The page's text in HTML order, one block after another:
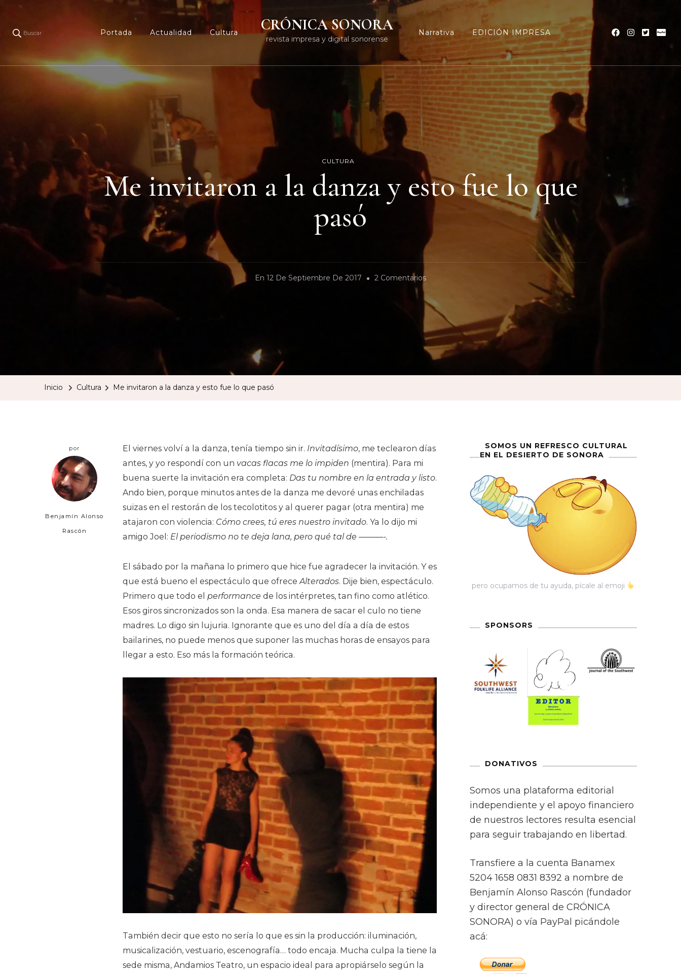
Buscar Portada Actualidad Cultura CRÓNICA SONORA
revista impresa y digital sonorense
Narrativa EDICIÓN IMPRESA
CULTURA
Me invitaron a la danza y esto fue lo que
pasó
En 12 De Septiembre De 2017 2 ComentariosEn
Invitaron
La
Danza
Inicio Cultura Me invitaron a la danza y esto fue lo que pasó
por
Benjamín Alonso
Rascón
El viernes volví a la danza, tenía tiempo sin ir. Invitadísimo, me teclearon días
antes, y yo respondí con un vacas flacas me lo impiden (mentira). Para mi
buena suerte la invitación era completa: Das tu nombre en la entrada y listo.
Ando bien, porque minutos antes de la danza me devoré unas enchiladas
suizas en el restorán de los tecolotitos y al querer pagar (otra mentira) me
atajaron con violencia: Cómo crees, tú eres nuestro invitado. Ya lo dijo mi
amigo Joel: El periodismo no te deja lana, pero qué tal de ———-.
El sábado por la mañana lo primero que hice fue agradecer la invitación. Y es
que está bueno el espectáculo que ofreceAlterados. Dije bien, espectáculo.
Primero que todo el performance de los intérpretes, tan fino como atlético.
Esos giros sincronizados son la onda. Esa manera de sacar el culo no tiene
madres. Lo digo sin lujuria. Ignorante que es uno del día a día de estos
bailarines, no puede menos que suponer las muchas horas de ensayos para
llegar a esto. Eso más la formación teórica.
También decir que esto no sería lo que es sin la producción: iluminación,
musicalización, vestuario, escenografía… todo encaja. Mucha culpa la tiene la
sede misma, Andamios Teatro, un espacio ideal para apropiárselo según la
SOMOS UN REFRESCO CULTURAL
EN EL DESIERTO DE SONORA
pero ocupamos de tu ayuda, pícale al emoji
SPONSORS
DONATIVOS
Somos una plataforma editorial
independiente y el apoyo financiero
de nuestros lectores resulta esencial
para seguir trabajando en libertad.
Transfiere a la cuenta Banamex
5204 1658 0831 8392 a nombre de
Benjamín Alonso Rascón (fundador
y director general de CRÓNICA
SONORA) o vía PayPal picándole
acá: